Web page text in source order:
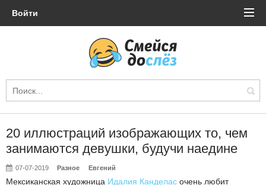
Войти
20 иллюстраций изображающих то, чем
занимаются девушки, будучи наедине
07-07-2019 Разное Евгений
Мексиканская художница Идалия Канделас очень любит